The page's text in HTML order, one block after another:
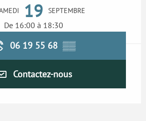
19 SEPTEMBRE
De 16:00 à 18:30
06 19 55 68 ▒▒
Contactez-nous